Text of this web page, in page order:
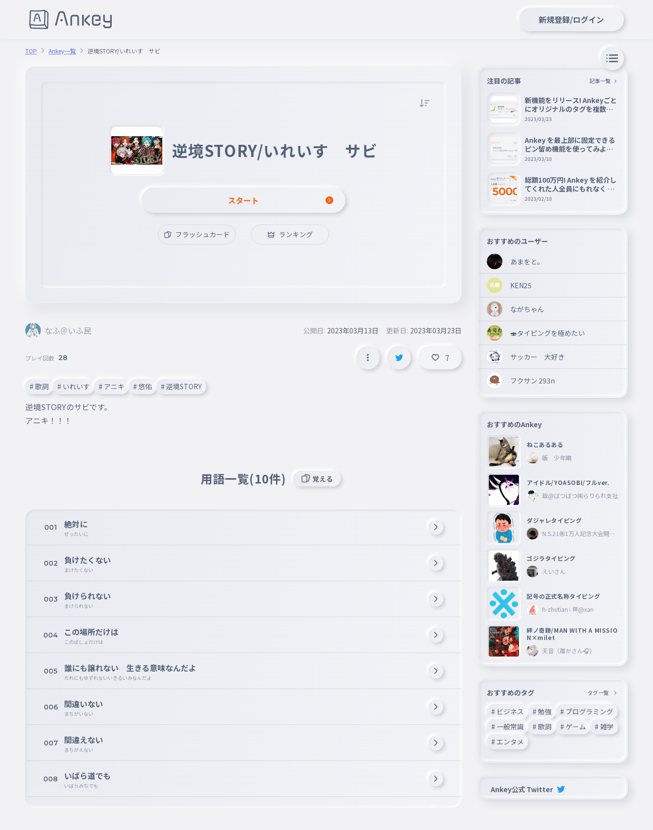
新規登録/ログイン
TOP Ankey一覧 逆境STORY/いれいす サビ
逆境STORY/いれいす サビ
スタート
フラッシュカード ランキング
なふ＠いふ民 公開日: 2023年03月13日 更新日: 2023年03月23日
プレイ回数 28 7
# 歌詞 # いれいす # アニキ # 悠佑 # 逆境STORY
逆境STORYのサビです。
アニキ！！！
用語一覧(10件) 覚える
001 絶対に
ぜったいに
002 負けたくない
まけたくない
003 負けられない
まけられない
004 この場所だけは
このばしょだけは
005 誰にも譲れない 生きる意味なんだよ
だれにもゆずれないいきるいみなんだよ
006 間違いない
まちがいない
007 間違えない
まちがえない
008 いばら道でも
いばらみちでも
注目の記事 記事一覧
新機能をリリース! Ankeyごと
にオリジナルのタグを複数設
定できる『タグ機能』を紹介
2023/03/23
Ankey を最上部に固定できる
ピン留め機能を使ってみよう
📌
2023/03/10
総額100万円! Ankey を紹介し
てくれた人全員にもれなく A
mazon ギフト券 5000 円分を
2023/02/10
おすすめのユーザー
あまをと。
KEN25
ながちゃん
🍣タイピングを極めたい
サッカー 大好き
フクサン 293n
おすすめのAnkey
ねこあるある
飯 少年期
アイドル/YOASOBI/フルver.
跋@ばつばつ㈱らりられ支社
ダジャレタイピング
N.S.21㊗︎1万人記念大会開催
ゴジラタイピング
えいさん
記号の正式名称タイピング
h-zhutian♄🏁@xan
絆ノ奇跡/MAN WITH A MISSIO
N×milet
天音（誰かさん🎧）
おすすめのタグ タグ一覧
# ビジネス # 勉強
# プログラミング
# 一般常識
# 歌詞 # ゲーム
# 雑学
# エンタメ
Ankey公式 Twitter